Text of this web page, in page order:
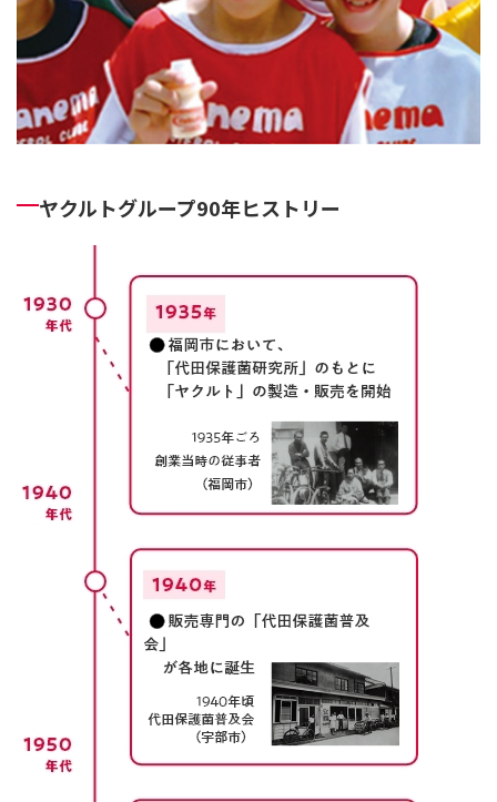
ヤクルトグループ90年ヒストリー